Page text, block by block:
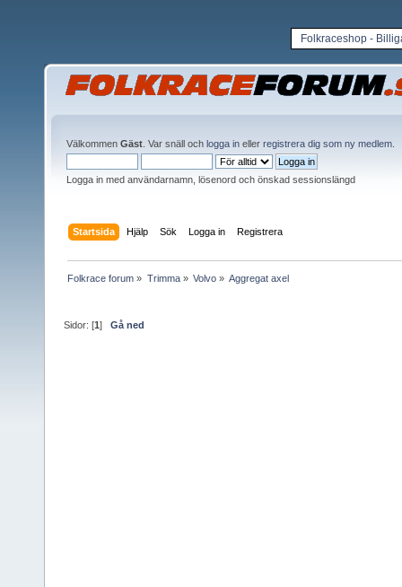
Folkraceshop -
Välkommen Gäst . Var snäll och logga in eller registrera dig som ny medlem
Logga in med användarnamn, lösenord och önskad sessionslängd
Startsida Hjälp Sök Logga in Registrera
Folkrace forum » Trimma» Volvo» Aggregat axel
Sidor: [1]Gå ned